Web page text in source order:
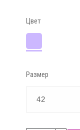
Цвет
Размер